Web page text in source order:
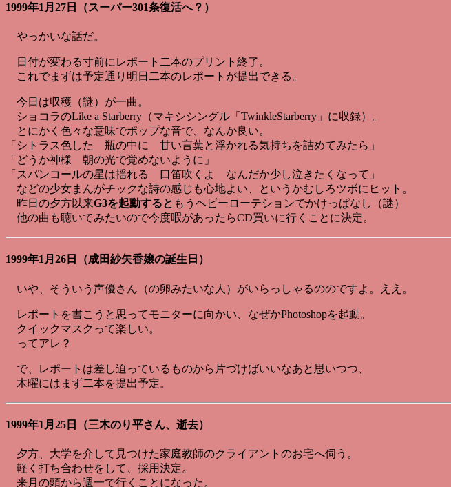
1999年1月27日（スーパー301条復活へ？）
やっかいな話だ。
日付が変わる寸前にレポート二本のプリント終了。
これでまずは予定通り明日二本のレポートが提出できる。
今日は収穫（謎）が一曲。
ショコラのLike a Starberry（マキシシングル「TwinkleStarberry」に収録）。
とにかく色々な意味でポップな音で、なんか良い。
「シトラス色した 瓶の中に 甘い言葉と浮かれる気持ちを詰めてみたら」
「どうか神様 朝の光で覚めないように」
「スパンコールの星は揺れる 口笛吹くよ なんだか少し泣きたくなって」
などの少女まんがチックな詩の感じも心地よい、というかむしろツボにヒット。
昨日の夕方以来G3を起動すると もうヘビーローテションでかけっぱなし（謎）
他の曲も聴いてみたいので今度暇があったらCD買いに行くことに決定。
1999年1月26日（成田紗矢香嬢の誕生日）
いや、そういう声優さん（の卵みたいな人）がいらっしゃるののですよ。ええ。
レポートを書こうと思ってモニターに向かい、なぜかPhotoshopを起動。
クイックマスクって楽しい。
ってアレ？
で、レポートは差し迫っているものから片づけばいいなあと思いつつ、
木曜にはまず二本を提出予定。
1999年1月25日（三木のり平さん、逝去）
夕方、大学を介して見つけた家庭教師のクライアントのお宅へ伺う。
軽く打ち合わせをして、採用決定。
来月の頭から週一で行くことになった。